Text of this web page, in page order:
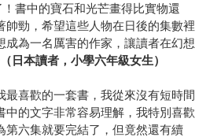
書中的寶石和光芒畫得比實物還
帥勁，希望這些人物在日後的集數裡
成為一名厲害的作家，讓讀者在幻想
（日本讀者，小學六年級女生）
最喜歡的一套書，我從來沒有短時間
中的文字非常容易理解，我特別喜歡
第六集就要完結了，但竟然還有續